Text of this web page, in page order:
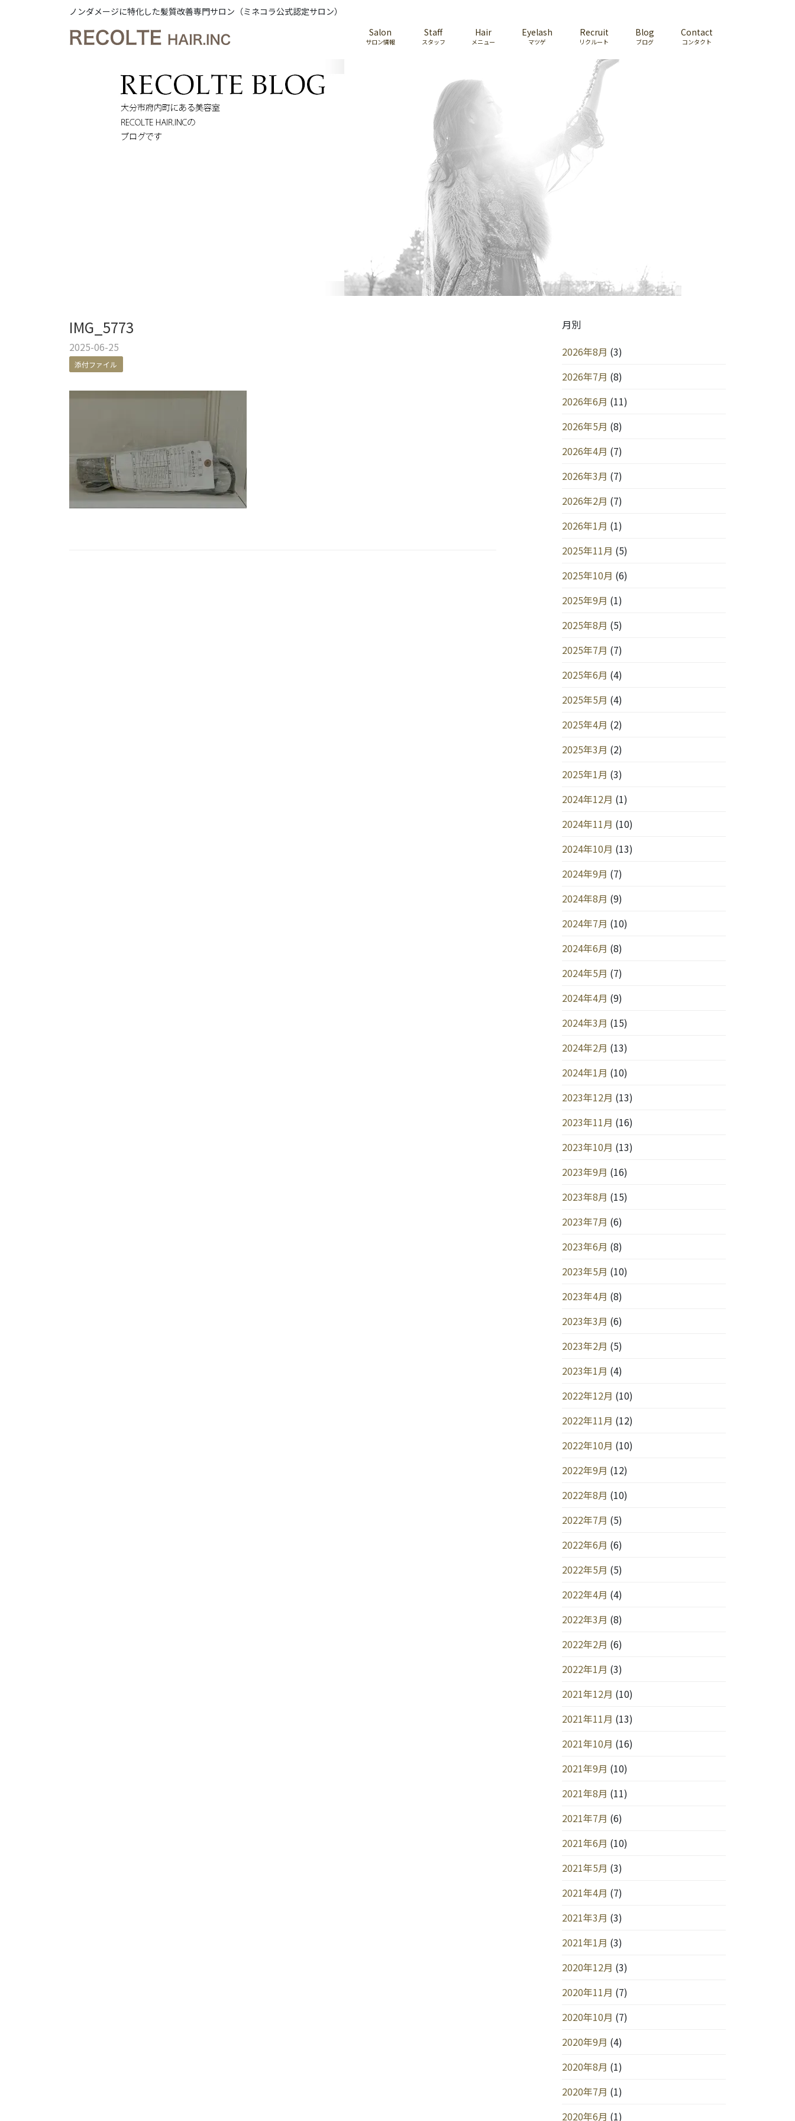
ノンダメージに特化した髪質改善専門サロン（ミネコラ公式認定サロン）
Salon
サロン情報
Staff
スタッフ
Hair
メニュー
Eyelash
マツゲ
Recruit
リクルート
Blog
ブログ
Contact
コンタクト
IMG_5773
2025-06-25
添付ファイル
月別
2026年8月 (3)
2026年7月 (8)
2026年6月 (11)
2026年5月 (8)
2026年4月 (7)
2026年3月 (7)
2026年2月 (7)
2026年1月 (1)
2025年11月 (5)
2025年10月 (6)
2025年9月 (1)
2025年8月 (5)
2025年7月 (7)
2025年6月 (4)
2025年5月 (4)
2025年4月 (2)
2025年3月 (2)
2025年1月 (3)
2024年12月 (1)
2024年11月 (10)
2024年10月 (13)
2024年9月 (7)
2024年8月 (9)
2024年7月 (10)
2024年6月 (8)
2024年5月 (7)
2024年4月 (9)
2024年3月 (15)
2024年2月 (13)
2024年1月 (10)
2023年12月 (13)
2023年11月 (16)
2023年10月 (13)
2023年9月 (16)
2023年8月 (15)
2023年7月 (6)
2023年6月 (8)
2023年5月 (10)
2023年4月 (8)
2023年3月 (6)
2023年2月 (5)
2023年1月 (4)
2022年12月 (10)
2022年11月 (12)
2022年10月 (10)
2022年9月 (12)
2022年8月 (10)
2022年7月 (5)
2022年6月 (6)
2022年5月 (5)
2022年4月 (4)
2022年3月 (8)
2022年2月 (6)
2022年1月 (3)
2021年12月 (10)
2021年11月 (13)
2021年10月 (16)
2021年9月 (10)
2021年8月 (11)
2021年7月 (6)
2021年6月 (10)
2021年5月 (3)
2021年4月 (7)
2021年3月 (3)
2021年1月 (3)
2020年12月 (3)
2020年11月 (7)
2020年10月 (7)
2020年9月 (4)
2020年8月 (1)
2020年7月 (1)
2020年6月 (1)